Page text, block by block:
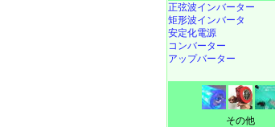
正弦波インバーター
矩形波インバータ
安定化電源
コンバーター
アップバーター
その他